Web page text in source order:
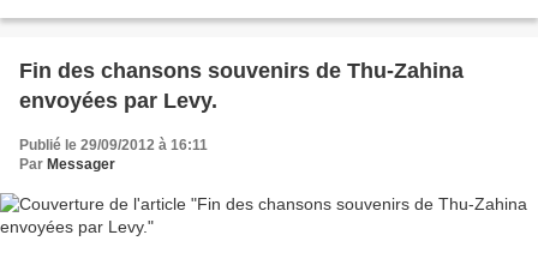
Fin des chansons souvenirs de Thu-Zahina
envoyées par Levy.
Publié le 29/09/2012 à 16:11
Par Messager